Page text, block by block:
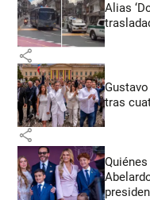
Alias
share
tras
share